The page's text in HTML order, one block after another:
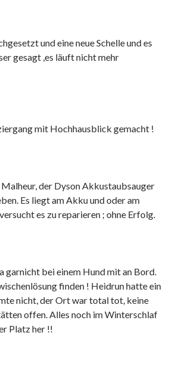
und eine neue Schelle und es
gesagt ,es läuft nicht mehr
mit Hochhausblick gemacht !
der Dyson Akkustaubsauger
Es liegt am Akku und oder am
es zu reparieren ; ohne Erfolg.
garnicht bei einem Hund mit an Bord.
finden ! Heidrun hatte ein
nicht, der Ort war total tot, keine
offen. Alles noch im Winterschlaf
Platz her !!